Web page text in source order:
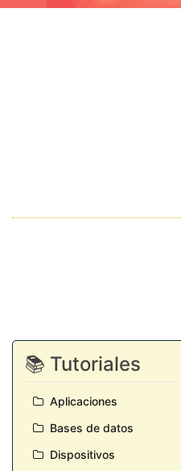
📚 Tutoriales
Aplicaciones
Bases de datos
Dispositivos